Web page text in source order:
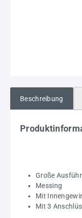
Beschreibung
Große
Messing
Mit
Mit 3